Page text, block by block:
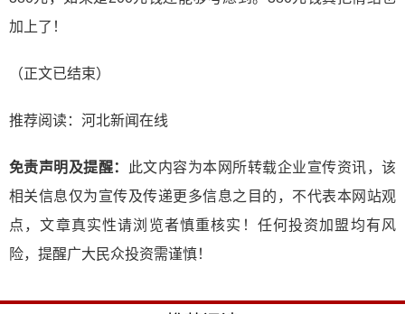
加上了！
（正文已结束）
推荐阅读： 河北新闻在线
免责声明及提醒：
此文内容为本网所转载企业宣传资讯，该
相关信息仅为宣传及传递更多信息之目的，不代表本网站观
点，文章真实性请浏览者慎重核实！任何投资加盟均有风
险，提醒广大民众投资需谨慎！